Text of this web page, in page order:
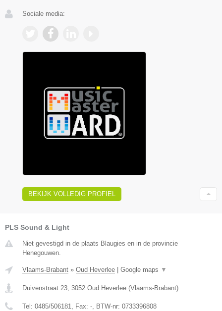
Sociale media:
BEKIJK VOLLEDIG PROFIEL
PLS Sound & Light
Niet gevestigd in de plaats Blaugies en in de provincie
Henegouwen.
Vlaams-Brabant » Oud Heverlee Google maps ▼
Duivenstraat 23, 3052 Oud Heverlee (Vlaams-Brabant)
Tel: 0485/506181, Fax: -, BTW-nr: 0733396808